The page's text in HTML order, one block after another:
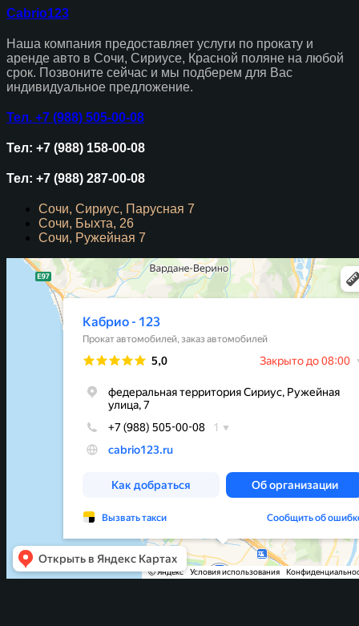
Cabrio123
Наша компания предоставляет услуги по прокату и
аренде авто в Сочи, Сириусе, Красной поляне на любой
срок. Позвоните сейчас и мы подберем для Вас
индивидуальное предложение.
Тел. +7 (988) 505-00-08
Тел: +7 (988) 158-00-08
Тел: +7 (988) 287-00-08
Сочи, Сириус, Парусная 7
Сочи, Быхта, 26
Сочи, Ружейная 7